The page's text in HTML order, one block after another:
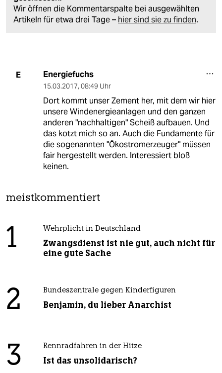
Wir öffnen die Kommentarspalte bei ausgewählten
Artikeln für etwa drei Tage – hier sind sie zu finden.
E Energiefuchs
15.03.2017, 08:49 Uhr
Dort kommt unser Zement her, mit dem wir hier
unsere Windenergieanlagen und den ganzen
anderen "nachhaltigen" Scheiß aufbauen. Und
das kotzt mich so an. Auch die Fundamente für
die sogenannten "Ökostromerzeuger" müssen
fair hergestellt werden. Interessiert bloß
keinen.
meistkommentiert
1 Wehrplicht in Deutschland
Zwangsdienst ist nie gut, auch nicht für
eine gute Sache
2 Bundeszentrale gegen Kinderfiguren
Benjamin, du lieber Anarchist
3 Rennradfahren in der Hitze
Ist das unsolidarisch?